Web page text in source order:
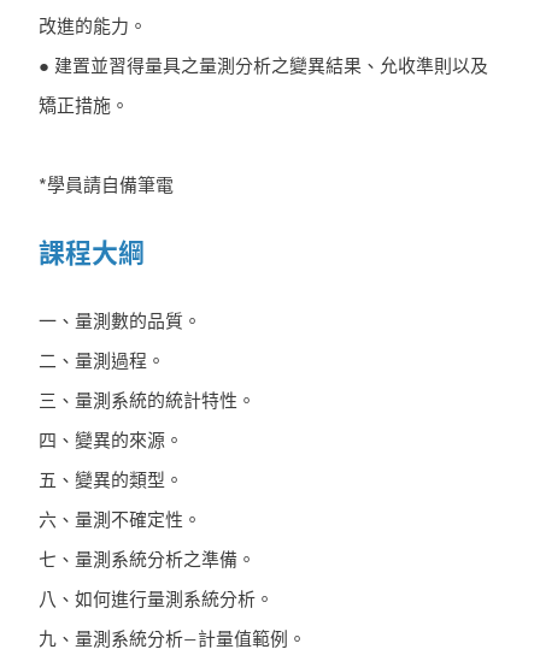
改進的能力。
● 建置並習得量具之量測分析之變異結果、允收準則以及
矯正措施。
*學員請自備筆電
課程大綱
一、量測數的品質。
二、量測過程。
三、量測系統的統計特性。
四、變異的來源。
五、變異的類型。
六、量測不確定性。
七、量測系統分析之準備。
八、如何進行量測系統分析。
九、量測系統分析—計量值範例。